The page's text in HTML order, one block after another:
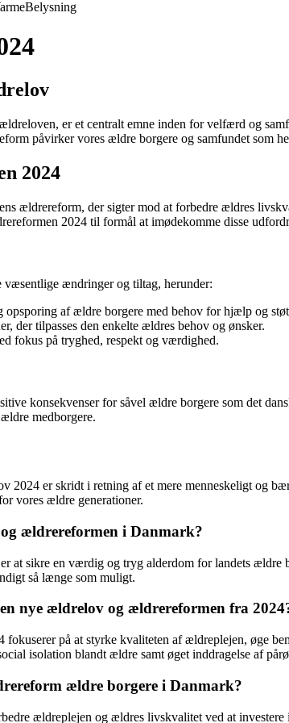
Belysning
er et centralt emne inden for velfærd og
påvirker vores ældre borgere og samfundet som
2024
ældrereform, der sigter mod at forbedre ældres
2024 til formål at imødekomme disse
ændringer og tiltag, herunder:
opsporing af ældre borgere med behov for hjælp og
der tilpasses den enkelte ældres behov og ønsker.
fokus på tryghed, respekt og værdighed.
konsekvenser for såvel ældre borgere som det
medborgere.
2024 er skridt i retning af et mere menneskeligt og
vores ældre generationer.
ældrereformen i Danmark?
at sikre en værdig og tryg alderdom for landets
så længe som muligt.
nye ældrelov og ældrereformen fra
på at styrke kvaliteten af ældreplejen, øge
isolation blandt ældre samt øget inddragelse af
ældre borgere i Danmark?
ældreplejen og ældres livskvalitet ved at